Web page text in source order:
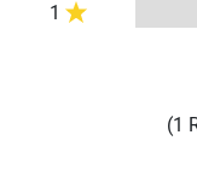
1
(1